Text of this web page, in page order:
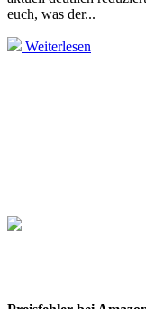
euch, was der...
Weiterlesen